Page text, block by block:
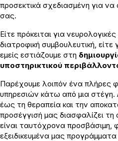
προσεκτικά σχεδιασμένη για να
σας.
Είτε πρόκειται για
διατροφική συμβουλευτική,
εμείς εστιάζουμε στη
υποστηρικτικού
Παρέχουμε λοιπόν ένα πλήρες
υπηρεσιών κάτω από μια στέγη.
έως τη θεραπεία και την
προσέγγισή μας διασφαλίζει
είναι ταυτόχρονα προσβάσιμη,
εξειδικευμένα μας